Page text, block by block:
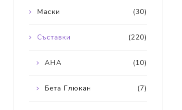
(30)
Маски
(220)
Съставки
(10)
AHA
(7)
Бета Глюкан